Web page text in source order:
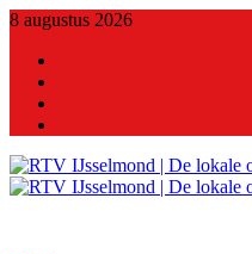
8 augustus 2026